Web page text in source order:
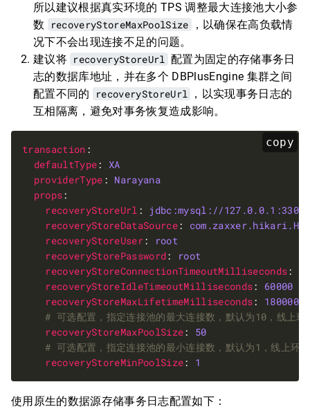
所以建议根据真实环境的 TPS 调整最大连接池大小参
数
recoveryStoreMaxPoolSize
，以确保在高负载情
况下不会出现连接不足的问题。
建议将 recoveryStoreUrl 配置为固定的存储事务日
志的数据库地址，并在多个 DBPlusEngine 集群之间
配置不同的
recoveryStoreUrl ，以实现事务日志的
互相隔离，避免对事务恢复造成影响。
copy
transaction
defaultType: XA
providerType : Narayana
props
recoveryStoreUrl : jdbc:mysql://127.0.0.1:3306/
recoveryStoreDataSource:
recoveryStoreUser:
root
recoveryStorePassword:
root
recoveryStoreConnectionTimeoutMilliseconds:
recoveryStoreIdleTimeoutMilliseconds: 60000
recoveryStoreMaxLifetimeMilliseconds: 1800000
# 可选配置，指定连接池的最大连接数，默认为10，线上
recoveryStoreMaxPoolSize: 50
# 可选配置，指定连接池的最小连接数，默认为1，线上环
recoveryStoreMinPoolSize: 1
使用原生的数据源存储事务日志配置如下：